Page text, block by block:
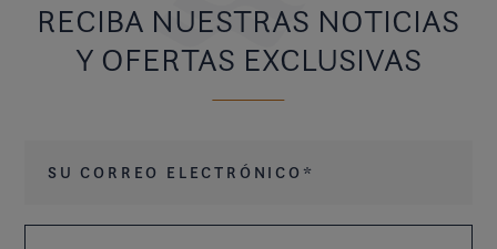
RECIBA NUESTRAS NOTICIAS
Y OFERTAS EXCLUSIVAS